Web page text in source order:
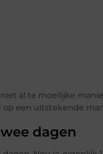
al te moeilijke
op een uitstekende
dagen